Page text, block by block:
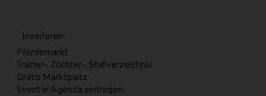
Reining / Western 2026 veröffentlicht
Inserieren
Pferdemarkt
Trainer-, Züchter-, Stallverzeichnis
Gratis Marktplatz
Event in Agenda eintragen